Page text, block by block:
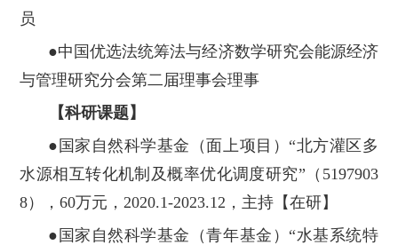
员
●中国优选法统筹法与经济数学研究会能源经济
与管理研究分会第二届理事会理事
【科研课题】
●国家自然科学基金（面上项目）“北方灌区多
水源相互转化机制及概率优化调度研究”（5197903
8），60万元，2020.1-2023.12，主持【在研】
●国家自然科学基金（青年基金）“水基系统特